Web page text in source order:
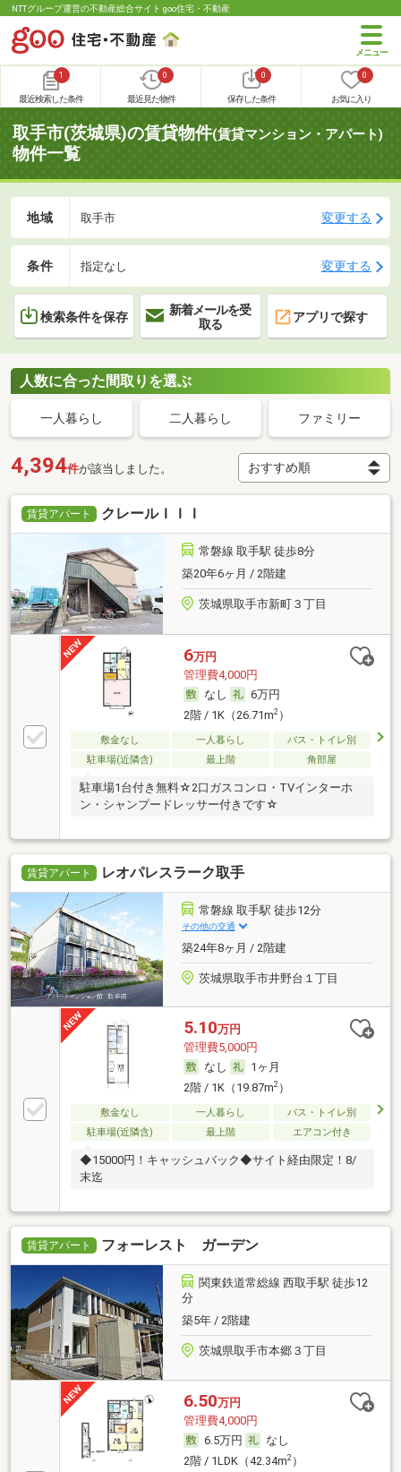
NTTグループ運営の不動産総合サイト goo住宅・不動産
1
最近検索した条件
0
最近見た物件
0
保存した条件
0
お気に入り
取手市(茨城県)の賃貸物件(賃貸マンション・アパート)
物件一覧
地域 取手市 変更する
条件 指定なし 変更する
検索条件を保存
新着メールを受
取る
アプリで探す
人数に合った間取りを選ぶ
一人暮らし 二人暮らし ファミリー
4,394件が該当しました。
賃貸アパート クレールＩＩＩ
常磐線 取手駅 徒歩8分
築20年6ヶ月 / 2階建
茨城県取手市新町３丁目
6万円
管理費4,000円
なし
6万円
2階 / 1K（26.71m2）
敷金なし 一人暮らし
バス・トイレ別
駐車場(近隣含)
最上階 角部屋
駐車場1台付き無料☆2口ガスコンロ・TVインターホ
ン・シャンプードレッサー付きです☆
賃貸アパート レオパレスラーク取手
常磐線 取手駅 徒歩12分
その他の交通
築24年8ヶ月 / 2階建
茨城県取手市井野台１丁目
5.10万円
管理費5,000円
なし
1ヶ月
2階 / 1K（19.87m2）
敷金なし 一人暮らし
バス・トイレ別
駐車場(近隣含)
最上階 エアコン付き
◆15000円！キャッシュバック◆サイト経由限定！8/
末迄
賃貸アパート フォーレスト ガーデン
関東鉄道常総線 西取手駅 徒歩12
分
築5年 / 2階建
茨城県取手市本郷３丁目
6.50万円
管理費4,000円
6.5万円
なし
2階 / 1LDK（42.34m2）